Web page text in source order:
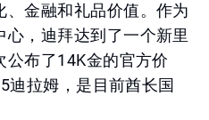
、金融和礼品价值。作为
，迪拜达到了一个新里
公布了14K金的官方价
迪拉姆，是目前酋长国